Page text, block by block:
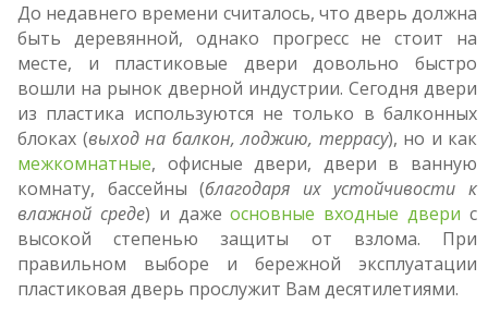
До недавнего времени считалось, что дверь должна
быть деревянной, однако прогресс не стоит на
месте, и пластиковые двери довольно быстро
вошли на рынок дверной индустрии. Сегодня двери
из пластика используются не только в балконных
блоках (выход на балкон, лоджию, террасу), но и как
межкомнатные, офисные двери, двери в ванную
комнату, бассейны (благодаря их устойчивости к
влажной среде) и дажеосновные входные двери с
высокой степенью защиты от взлома. При
правильном выборе и бережной эксплуатации
пластиковая дверь прослужит Вам десятилетиями.